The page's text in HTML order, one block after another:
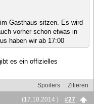
Gasthaus sitzen. Es wird
vorher schon etwas in
haben wir ab 17:00
es ein offizielles
Spoilers
Zitieren
(17.10.2014 )
#27